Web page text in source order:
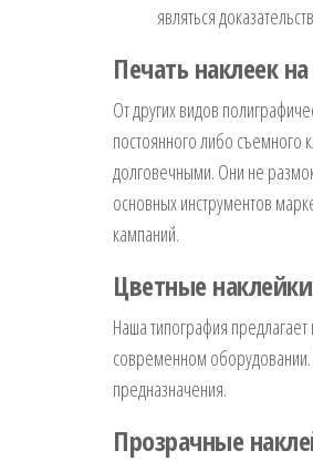
являться
Печать наклеек
От других видов
постоянного либо съемного
долговечными. Они не
основных инструментов
кампаний.
Цветные наклейки
Наша типография
современном оборудовании.
предназначения.
Прозрачные